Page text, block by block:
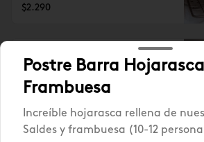
$2.290
Madalena Zanahoria
$2.290
Postre Barra
Frambuesa
Increíble hojarasca rellena de
Saldes y frambuesa (10-12